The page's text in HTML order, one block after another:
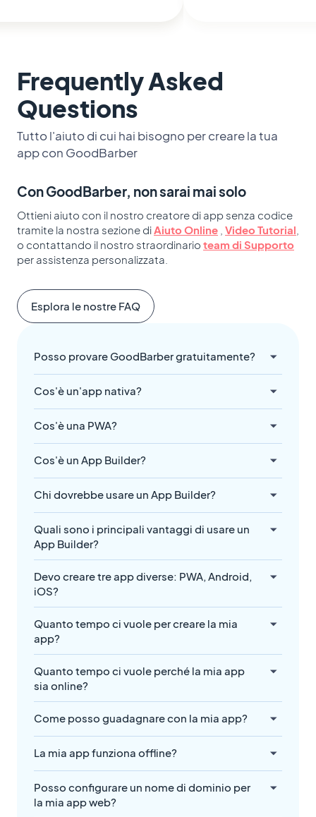
Frequently Asked
Questions
Tutto l'aiuto di cui hai bisogno per creare la tua
app con GoodBarber
Con GoodBarber, non sarai mai solo
Ottieni aiuto con il nostro creatore di app senza codice
tramite la nostra sezione diAiuto Online Video Tutorial
o contattando il nostro straordinario team di Supporto
per assistenza personalizzata.
Esplora le nostre FAQ
Posso provare GoodBarber gratuitamente?
Cos'è un'app nativa?
Cos'è una PWA?
Cos'è un App Builder?
Chi dovrebbe usare un App Builder?
Quali sono i principali vantaggi di usare un
App Builder?
Devo creare tre app diverse: PWA, Android,
iOS?
Quanto tempo ci vuole per creare la mia
app?
Quanto tempo ci vuole perché la mia app
sia online?
Come posso guadagnare con la mia app?
La mia app funziona offline?
Posso configurare un nome di dominio per
la mia app web?